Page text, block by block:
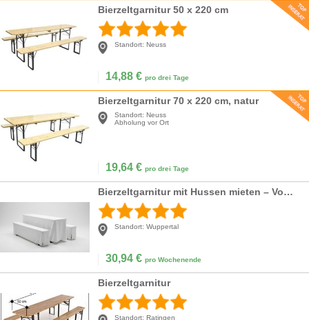
Bierzeltgarnitur 50 x 220 cm
Standort: Neuss
14,88 € pro drei Tage
Bierzeltgarnitur 70 x 220 cm, natur
Standort: Neuss
Abholung vor Ort
19,64 € pro drei Tage
Bierzeltgarnitur mit Hussen mieten – Vom Biertisch zur Gala-Tafel: Eleganz pur für Ihr Event!
Standort: Wuppertal
30,94 € pro Wochenende
Bierzeltgarnitur
Standort: Ratingen